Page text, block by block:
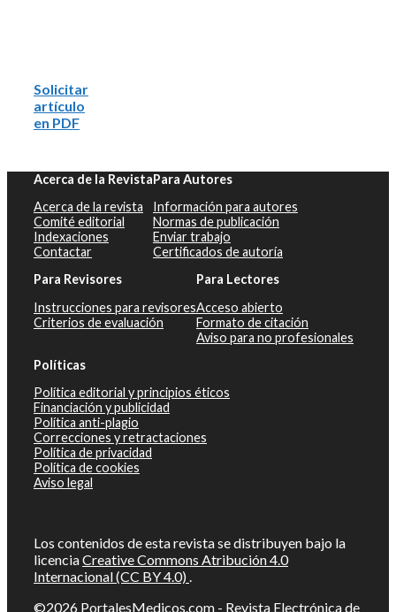
Solicitar
artículo
en PDF
Acerca de la Revista
Acerca de la revista
Comité editorial
Indexaciones
Contactar
Para Autores
Información para autores
Normas de publicación
Enviar trabajo
Certificados de autoría
Para Revisores
Instrucciones para revisores
Criterios de evaluación
Para Lectores
Acceso abierto
Formato de citación
Aviso para no profesionales
Políticas
Política editorial y principios éticos
Financiación y publicidad
Política anti-plagio
Correcciones y retractaciones
Política de privacidad
Política de cookies
Aviso legal
Los contenidos de esta revista se distribuyen bajo la
licenciaCreative Commons Atribución 4.0
Internacional (CC BY 4.0) .
©2026 PortalesMedicos.com - Revista Electrónica de